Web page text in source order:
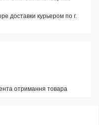
доставки курьером по г.
отримання товара